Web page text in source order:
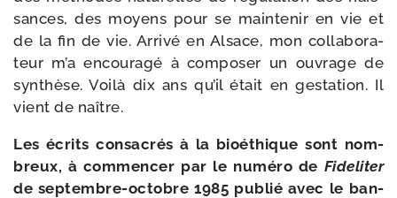
sances, des moyens pour se main­te­nir en vie et
de la fin de vie. Arrivé en Alsace, mon col­la­bo­ra­
teur m’a encou­ra­gé à com­po­ser un ouvrage de
syn­thèse. Voilà dix ans qu’il était en ges­ta­tion. Il
vient de naître.
Les écrits consa­crés à la bioé­thique sont nom­
breux, à com­men­cer par le numé­ro de Fideliter
de septembre-​octobre 1985 publié avec le ban­